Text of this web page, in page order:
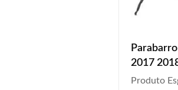
2017
Produto